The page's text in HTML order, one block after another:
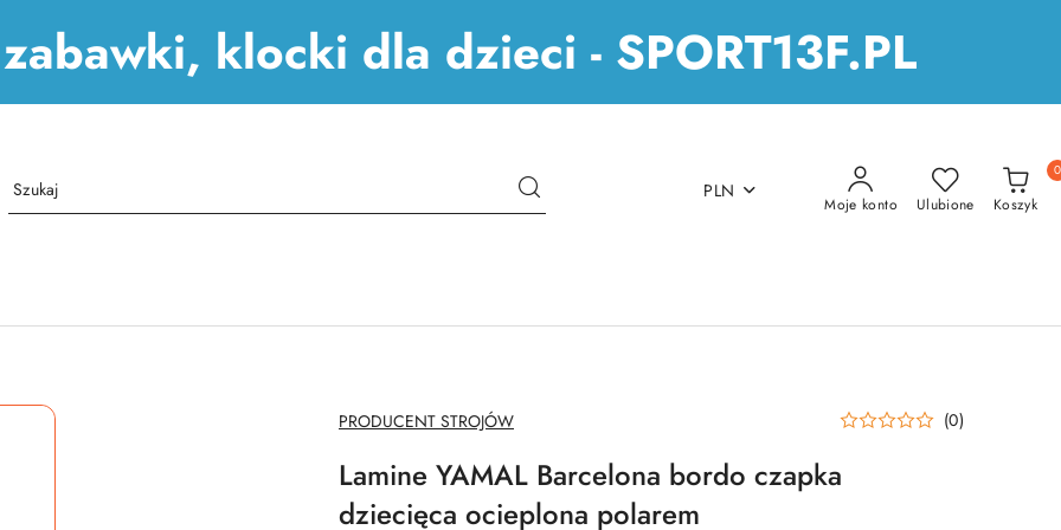
klocki dla dzieci - SPORT13F.PL
PLN
Moje konto Ulubione Koszyk
0
NAZWA
PRODUCENTA:
PRODUCENT STROJÓW (0)
Lamine YAMAL Barcelona bordo czapka
dziecięca ocieplona polarem